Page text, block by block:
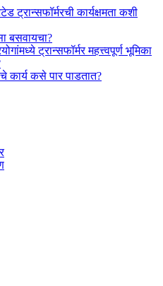
ट्रान्सफॉर्मरची कार्यक्षमता कशी
बसवायचा?
ट्रान्सफॉर्मर महत्त्वपूर्ण भूमिका
कार्य कसे पार पाडतात?